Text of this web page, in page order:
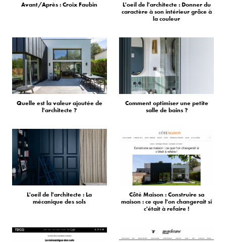
Avant/Après : Croix Faubin
L'oeil de l'architecte : Donner du
caractère à son intérieur grâce à
la couleur
Quelle est la valeur ajoutée de
l'architecte ?
Comment optimiser une petite
salle de bains ?
L'oeil de l'architecte : La
mécanique des sols
Côté Maison : Construire sa
maison : ce que l'on changerait si
c'était à refaire !